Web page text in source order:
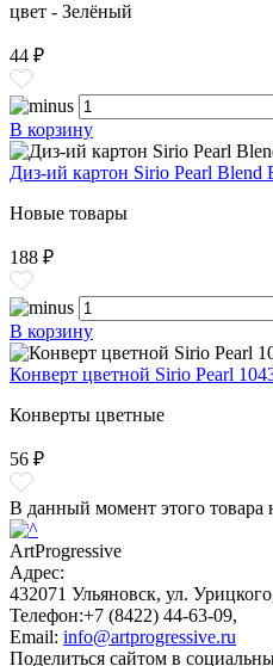
цвет - Зелёный
44 ₽
В корзину
Диз-ий картон Sirio Pearl Blend
Новые товары
188 ₽
В корзину
Конверт цветной Sirio Pearl
Конверты цветные
56 ₽
В данный момент этого товара
ArtProgressive
Адрес:
432071 Ульяновск, ул.
Телефон:+7 (8422) 44-63-09,
Email: info@artprogressive.ru
Поделиться сайтом в